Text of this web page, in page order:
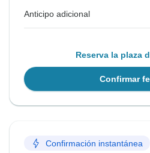
Anticipo adicional
Reserva la plaza
Confirmar
Confirmación instantánea